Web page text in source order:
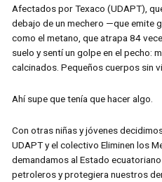
Afectados por Texaco (UDAPT),
debajo de un mechero —que emite
como el metano, que atrapa 84
suelo y sentí un golpe en el pecho:
calcinados. Pequeños cuerpos sin
Ahí supe que tenía que hacer algo.
Con otras niñas y jóvenes
UDAPT y el colectivo Eliminen los
demandamos al Estado
petroleros y protegiera nuestros